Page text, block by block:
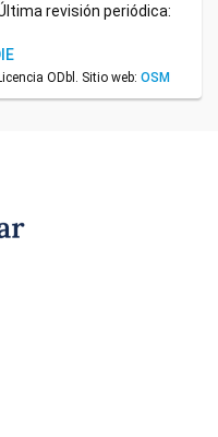
revisión periódica:
ODbl. Sitio web: OSM